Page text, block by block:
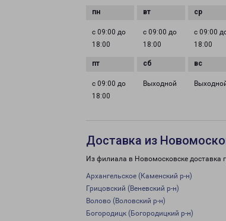
с 09:00 до
18:00
с 09:00 до
18:00
с 09:00
18:00
с 09:00 до
18:00
Выходной
Доставка из
Из филиала в Новомосковске доставка
Архангельское (Каменский р-н)
Грицовский (Веневский р-н)
Волово (Воловский р-н)
Богородицк (Богородицкий р-н)